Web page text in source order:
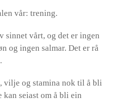
vår: trening.
sinnet vårt, og det er ingen
og ingen salmar. Det er rå
vilje og stamina nok til å bli
kan seiast om å bli ein